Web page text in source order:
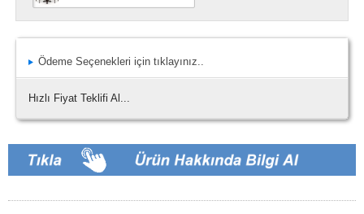
Ödeme Seçenekleri için tıklayınız..
Hızlı Fiyat Teklifi Al...